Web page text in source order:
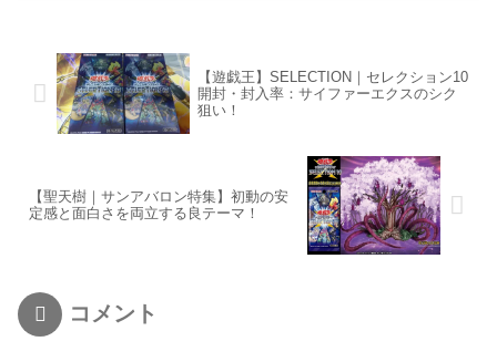
【遊戯王】SELECTION｜セレクション10
開封・封入率：サイファーエクスのシク
狙い！
【聖天樹｜サンアバロン特集】初動の安
定感と面白さを両立する良テーマ！
コメント